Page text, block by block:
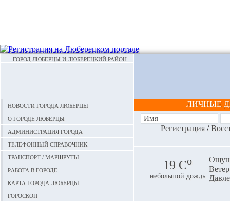
ГОРОД ЛЮБЕРЦЫ И ЛЮБЕРЕЦКИЙ РАЙОН
Новости города Люберцы
О городе Люберцы
Администрация города
Телефонный справочник
Транспорт / маршруты
Работа в городе
Карта города Люберцы
Гороскоп
ЛИЧНЫЕ
Регистрация/
19 Сo
небольшой дождь